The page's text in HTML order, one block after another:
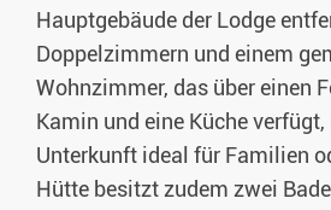
Hauptgebäude der Lodge
Doppelzimmern und einem
Wohnzimmer, das über einen
Kamin und eine Küche
Unterkunft ideal für Familien
Hütte besitzt zudem zwei